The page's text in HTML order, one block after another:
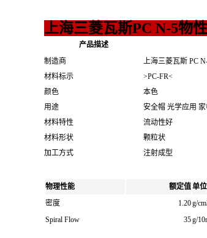
上海三菱瓦斯PC N-5物
产品描述
制造商
上海三菱瓦斯 PC
材料标示
>PC-FR<
颜色
本色
用途
安全帽 光学应用
材料特性
流动性好
材料形状
颗粒状
加工方式
注射成型
物理性能 额定值单
密度
1.20g/
Spiral Flow
35g/